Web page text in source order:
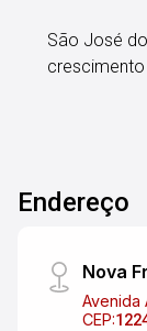
São José
Endereço
Nova
Avenida
CEP: